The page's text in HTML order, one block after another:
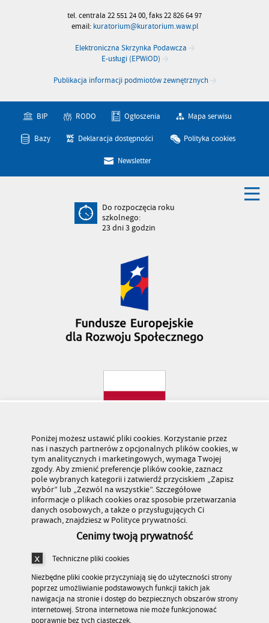
tel. centrala 22 551 24 00, faks 22 826 64 97
email: kuratorium@kuratorium.waw.pl
Elektroniczna Skrzynka Podawcza
E-usługi (EPWiOD)
Publikacja informacji podmiotów zewnętrznych
BIP RODO Ogłoszenia Mapa serwisu
Bazy Deklaracja dostępności Polityka cookies
Newsletter
Do rozpoczęcia roku
szkolnego:
23dni3godzin
Stronę odwiedziło 179 483 682 osób
Poniżej możesz ustawić pliki cookies. Korzystanie przez
nas i naszych partnerów z opcjonalnych plików cookies, w
tym analitycznych i marketingowych, wymaga Twojej
zgody. Aby zmienić preferencje plików cookie, zaznacz
pole wybranych kategorii i zatwierdź przyciskiem „Zapisz
wybór” lub „Zezwól na wszystkie”. Szczegółowe
informacje o plikach cookies oraz sposobie przetwarzania
danych osobowych, a także o przysługujących Ci
prawach, znajdziesz w Polityce prywatności.
Cenimy twoją prywatność
Techniczne pliki cookies
Niezbędne pliki cookie przyczyniają się do użyteczności strony
poprzez umożliwianie podstawowych funkcji takich jak
nawigacja na stronie i dostęp do bezpiecznych obszarów strony
internetowej. Strona internetowa nie może funkcjonować
poprawnie bez tych ciasteczek.